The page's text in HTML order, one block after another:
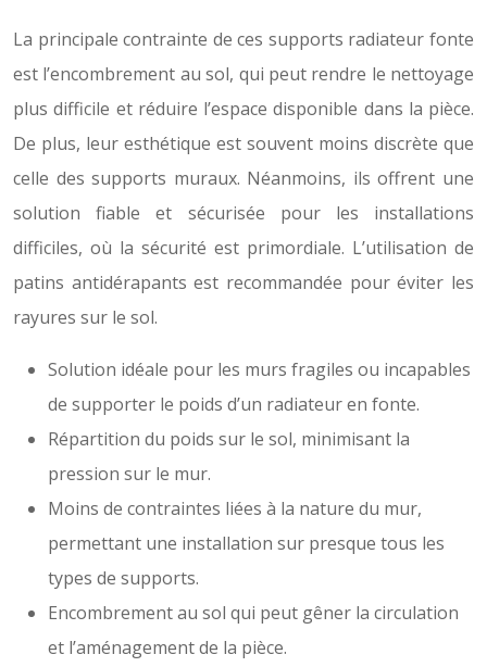
La principale contrainte de ces supports radiateur fonte
est l’encombrement au sol, qui peut rendre le nettoyage
plus difficile et réduire l’espace disponible dans la pièce.
De plus, leur esthétique est souvent moins discrète que
celle des supports muraux. Néanmoins, ils offrent une
solution fiable et sécurisée pour les installations
difficiles, où la sécurité est primordiale. L’utilisation de
patins antidérapants est recommandée pour éviter les
rayures sur le sol.
Solution idéale pour les murs fragiles ou incapables
de supporter le poids d’un radiateur en fonte.
Répartition du poids sur le sol, minimisant la
pression sur le mur.
Moins de contraintes liées à la nature du mur,
permettant une installation sur presque tous les
types de supports.
Encombrement au sol qui peut gêner la circulation
et l’aménagement de la pièce.